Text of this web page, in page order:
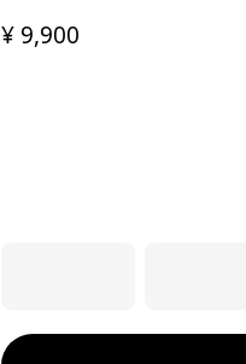
¥ 9,900